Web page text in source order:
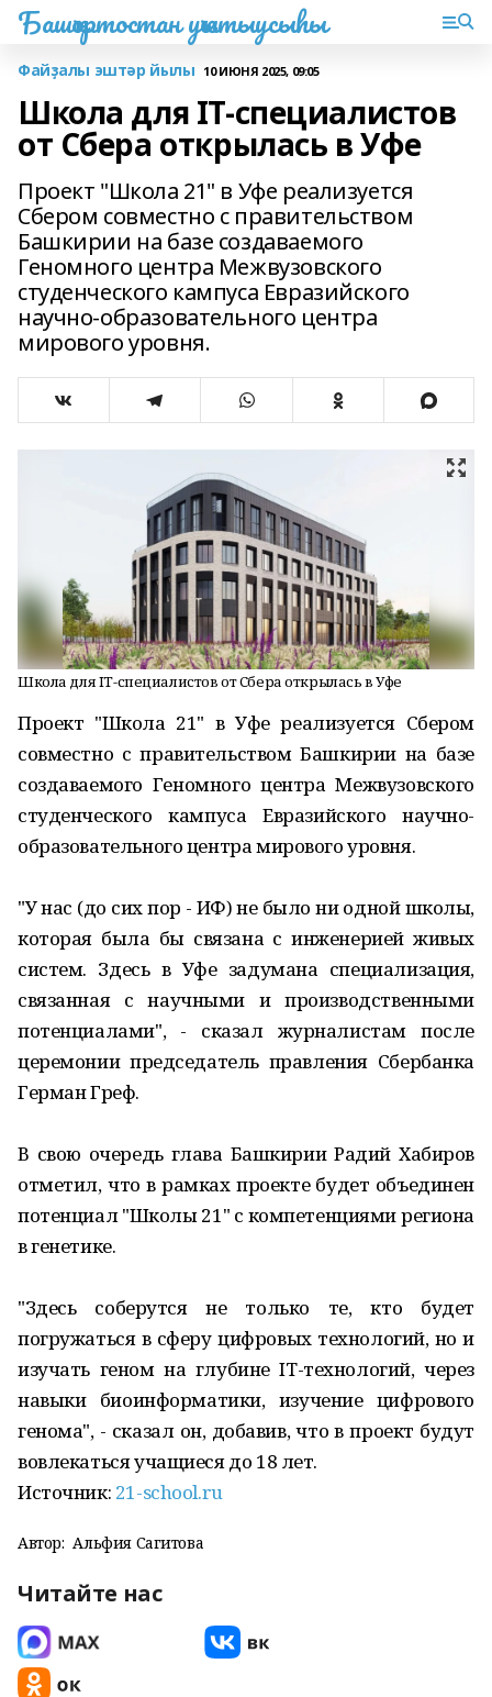
Башҡортостан уҡытыусыһы
Файҙалы эштәр йылы 10 ИЮНЯ 2025, 09:05
Школа для IT-специалистов
от Сбера открылась в Уфе
Проект "Школа 21" в Уфе реализуется
Сбером совместно с правительством
Башкирии на базе создаваемого
Геномного центра Межвузовского
студенческого кампуса Евразийского
научно-образовательного центра
мирового уровня.
Школа для IT-специалистов от Сбера открылась в Уфе
Проект "Школа 21" в Уфе реализуется Сбером
совместно с правительством Башкирии на базе
создаваемого Геномного центра Межвузовского
студенческого кампуса Евразийского научно-
образовательного центра мирового уровня.
"У нас (до сих пор - ИФ) не было ни одной школы,
которая была бы связана с инженерией живых
систем. Здесь в Уфе задумана специализация,
связанная с научными и производственными
потенциалами", - сказал журналистам после
церемонии председатель правления Сбербанка
Герман Греф.
В свою очередь глава Башкирии Радий Хабиров
отметил, что в рамках проекте будет объединен
потенциал "Школы 21" с компетенциями региона
в генетике.
"Здесь соберутся не только те, кто будет
погружаться в сферу цифровых технологий, но и
изучать геном на глубине IT-технологий, через
навыки биоинформатики, изучение цифрового
генома", - сказал он, добавив, что в проект будут
вовлекаться учащиеся до 18 лет.
Источник: 21-school.ru
Автор: Альфия Сагитова
Читайте нас